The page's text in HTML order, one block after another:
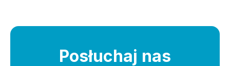
Posłuchaj nas